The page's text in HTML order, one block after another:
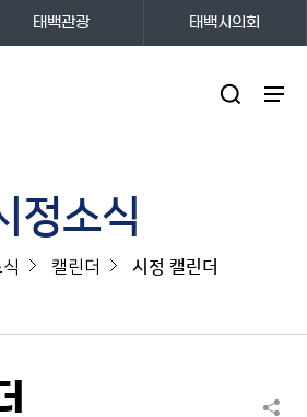
태백관광 태백시의회
정소식
캘린더 시정 캘린더